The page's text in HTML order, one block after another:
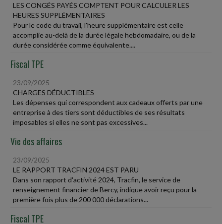
LES CONGÉS PAYÉS COMPTENT POUR CALCULER LES
HEURES SUPPLÉMENTAIRES
Pour le code du travail, l'heure supplémentaire est celle
accomplie au-delà de la durée légale hebdomadaire, ou de la
durée considérée comme équivalente....
Fiscal TPE
23/09/2025
CHARGES DÉDUCTIBLES
Les dépenses qui correspondent aux cadeaux offerts par une
entreprise à des tiers sont déductibles de ses résultats
imposables si elles ne sont pas excessives...
Vie des affaires
23/09/2025
LE RAPPORT TRACFIN 2024 EST PARU
Dans son rapport d'activité 2024, Tracfin, le service de
renseignement financier de Bercy, indique avoir reçu pour la
première fois plus de 200 000 déclarations...
Fiscal TPE